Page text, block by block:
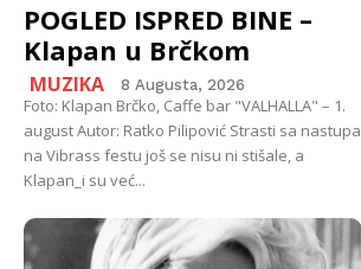
POGLED ISPRED BINE –
Klapan u Brčkom
MUZIKA 8 Augusta, 2026
Foto: Klapan Brčko, Caffe bar "VALHALLA" – 1.
august Autor: Ratko Pilipović Strasti sa nastupa
na Vibrass festu još se nisu ni stišale, a
Klapan_i su već...